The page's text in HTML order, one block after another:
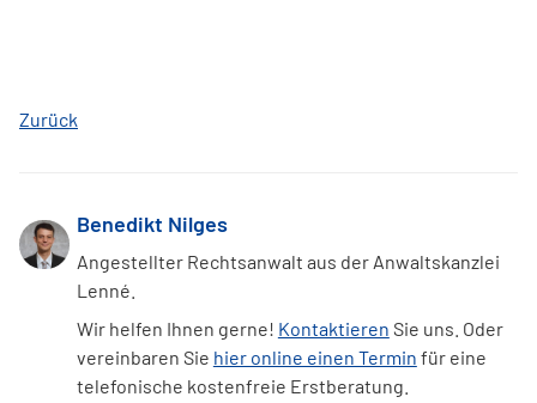
Zurück
Benedikt Nilges
Angestellter Rechtsanwalt aus der Anwaltskanzlei
Lenné.
Wir helfen Ihnen gerne! Kontaktieren Sie uns. Oder
vereinbaren Sie hier online einen Termin für eine
telefonische kostenfreie Erstberatung.